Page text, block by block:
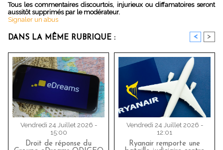
Tous les commentaires discourtois, injurieux ou diffamatoires seront
aussitôt supprimés par le modérateur.
Signaler un abus
DANS LA MÊME RUBRIQUE : < >
Vendredi 24 Juillet 2026 -
15:00
Droit de réponse du
Vendredi 24 Juillet 2026 -
12:01
Ryanair remporte une